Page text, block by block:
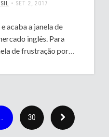
• SET 2, 2017
acaba a janela de
inglês. Para
de frustração por…
… 30